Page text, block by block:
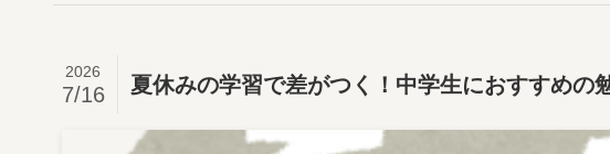
夏休みの学習で差がつく！中学生におすすめの
2026
7/16